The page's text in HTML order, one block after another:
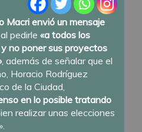
Macri envió un mensaje
, al pedirle «a todos los
no poner sus proyectos
, además de señalar que el
Horacio Rodríguez
de la Ciudad,
en lo posible tratando
realizar unas elecciones